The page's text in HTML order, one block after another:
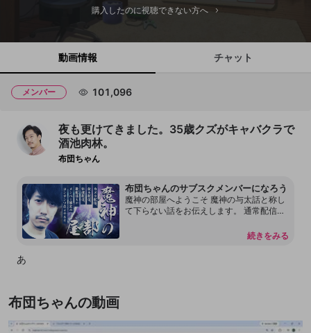
購入したのに視聴できない方へ
動画情報 チャット
メンバー 101,096
夜も更けてきました。35歳クズがキャバクラで
酒池肉林。
布団ちゃん
布団ちゃんのサブスクメンバーになろう
魔神の部屋へようこそ 魔神の与太話と称し
て下らない話をお伝えします。 通常配信で
を許可しておりません。 配信内容をリーク
続きをみる
あ
布団ちゃんの動画